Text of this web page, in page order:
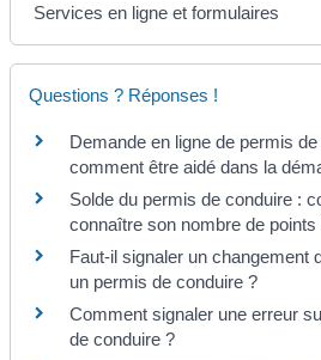
Services en ligne et formulaires
Questions ? Réponses !
Demande en ligne de permis
comment être aidé dans la
Solde du permis de conduire :
connaître son nombre de points
Faut-il signaler un changement
un permis de conduire ?
Comment signaler une erreur
de conduire ?